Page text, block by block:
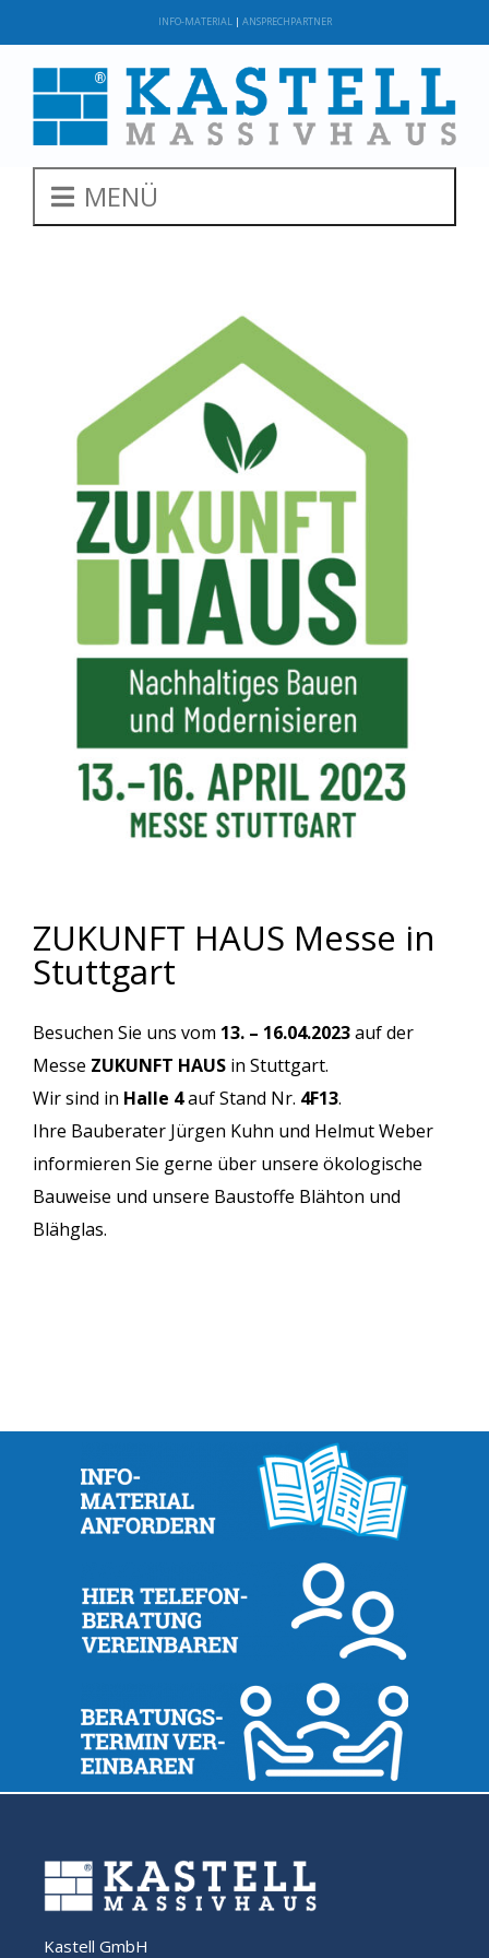
INFO-MATERIAL| ANSPRECHPARTNER
MENÜ
ZUKUNFT HAUS Messe in
Stuttgart
Besuchen Sie uns vom 13. – 16.04.2023auf der
Messe ZUKUNFT HAUS in Stuttgart.
Wir sind in Halle 4auf Stand Nr. 4F13.
Ihre Bauberater Jürgen Kuhn und Helmut Weber
informieren Sie gerne über unsere ökologische
Bauweise und unsere Baustoffe Blähton und
Blähglas.
Kastell GmbH